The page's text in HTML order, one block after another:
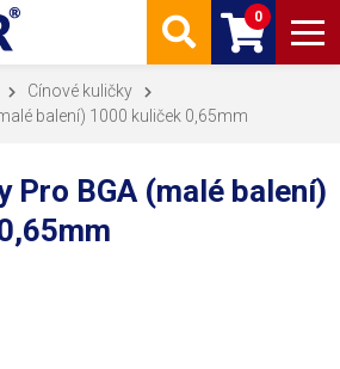
0
Cínové kuličky
balení) 1000 kuliček 0,65mm
Pro BGA (malé balení)